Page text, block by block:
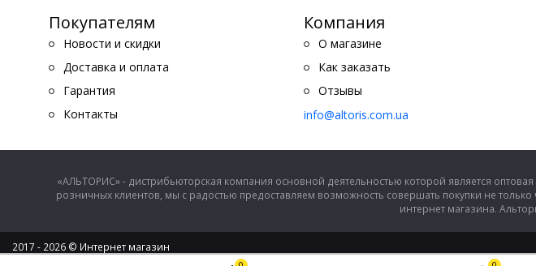
Покупателям
Новости и скидки
Доставка и оплата
Гарантия
Контакты
Компания
О магазине
Как заказать
Отзывы
info@altoris.com.ua
«АЛЬТОРИС» - дистрибьюторская компания основной деятельностью которой является
розничных клиентов, мы с радостью предоставляем возможность совершать покупки не
интернет магазина.
2017 - 2026 © Интернет магазин
ООО "Альторис" - хозяйственные товары и бытовая техника